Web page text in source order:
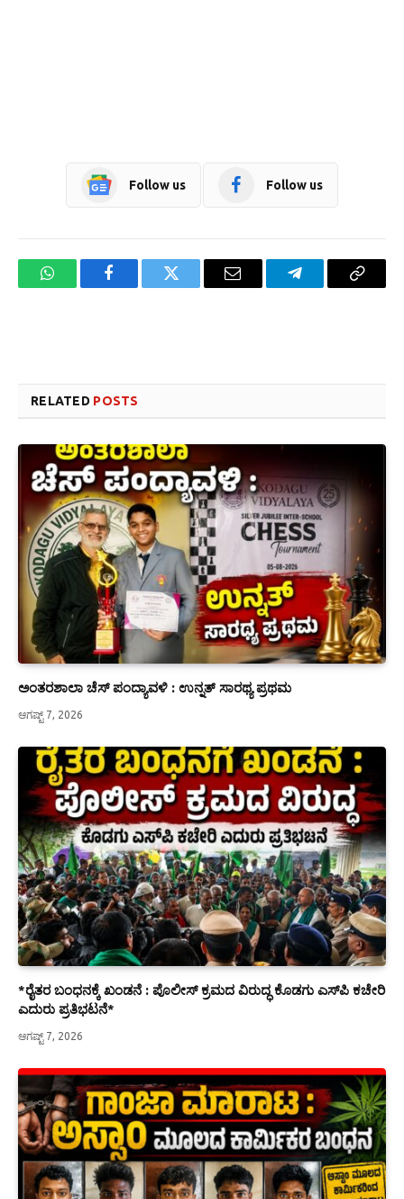
Follow us Follow us
WhatsAppFacebookTwitter Email TelegramCopy
RELATED POSTS
ಅಂತರಶಾಲಾ ಚೆಸ್ ಪಂದ್ಯಾವಳಿ : ಉನ್ನತ್ ಸಾರಥ್ಯ ಪ್ರಥಮ
ಆಗಷ್ಟ್ 7, 2026
*ರೈತರ ಬಂಧನಕ್ಕೆ ಖಂಡನೆ : ಪೊಲೀಸ್ ಕ್ರಮದ ವಿರುದ್ಧ ಕೊಡಗು ಎಸ್‍ಪಿ ಕಚೇರಿ
ಎದುರು ಪ್ರತಿಭಟನೆ*
ಆಗಷ್ಟ್ 7, 2026